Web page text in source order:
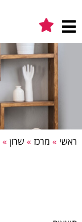
ראשי » מרכז » שרון »